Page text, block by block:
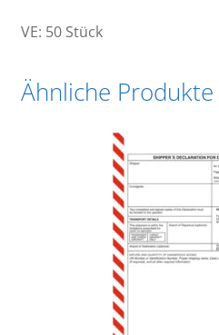
VE: 50 Stück
Ähnliche Produkte